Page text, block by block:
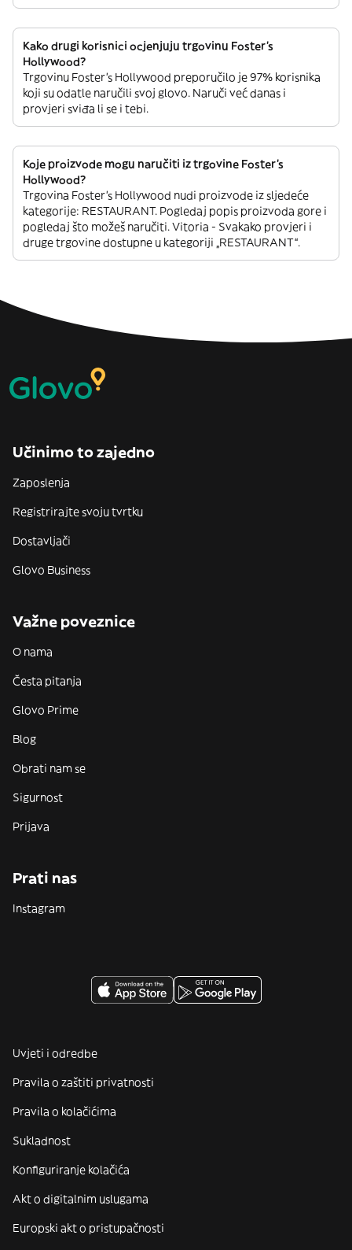
Kako drugi korisnici ocjenjuju trgovinu Foster's
Hollywood?
Trgovinu Foster's Hollywood preporučilo je 97% korisnika
koji su odatle naručili svoj glovo. Naruči već danas i
provjeri sviđa li se i tebi.
Koje proizvode mogu naručiti iz trgovine Foster's
Hollywood?
Trgovina Foster's Hollywood nudi proizvode iz sljedeće
kategorije: RESTAURANT. Pogledaj popis proizvoda gore i
pogledaj što možeš naručiti. Vitoria - Svakako provjeri i
druge trgovine dostupne u kategoriji „RESTAURANT“.
Učinimo to zajedno
Zaposlenja
Registrirajte svoju tvrtku
Dostavljači
Glovo Business
Važne poveznice
O nama
Česta pitanja
Glovo Prime
Blog
Obrati nam se
Sigurnost
Prijava
Prati nas
Instagram
Uvjeti i odredbe
Pravila o zaštiti privatnosti
Pravila o kolačićima
Sukladnost
Konfiguriranje kolačića
Akt o digitalnim uslugama
Europski akt o pristupačnosti